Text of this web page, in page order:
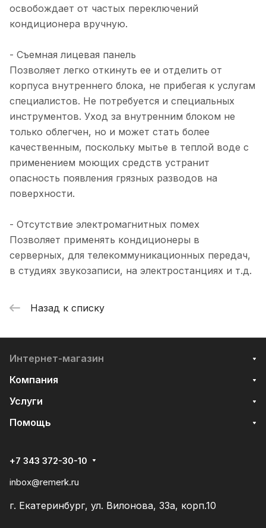
освобождает от частых переключений
кондиционера вручную.
- Съемная лицевая панель
Позволяет легко откинуть ее и отделить от
корпуса внутреннего блока, не прибегая к услугам
специалистов. Не потребуется и специальных
инструментов. Уход за внутренним блоком не
только облегчен, но и может стать более
качественным, поскольку мытье в теплой воде с
применением моющих средств устранит
опасность появления грязных разводов на
поверхности.
- Отсутствие электромагнитных помех
Позволяет применять кондиционеры в
серверных, для телекоммуникационных передач,
в студиях звукозаписи, на электростанциях и т.д.
Назад к списку
Интернет-магазин
Компания
Услуги
Помощь
+7 343 372-30-10
inbox@remerk.ru
г. Екатеринбург, ул. Вилонова, 33а, корп.10